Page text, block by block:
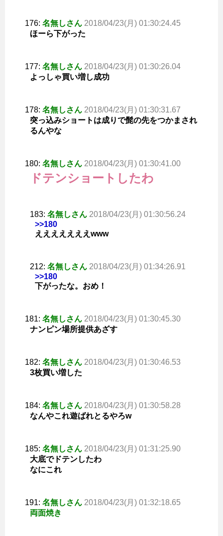
176: 名無しさん 2018/04/23(月) 01:30:24.45
ほーら下がった
177: 名無しさん 2018/04/23(月) 01:30:26.04
よっしゃ買い増し成功
178: 名無しさん 2018/04/23(月) 01:30:31.67
突っ込みショートは成りで髭の先をつかまされ
るんやな
180: 名無しさん 2018/04/23(月) 01:30:41.00
ドテンショートしたわ
183: 名無しさん 2018/04/23(月) 01:30:56.24
>>180
えええええええwww
212: 名無しさん 2018/04/23(月) 01:34:26.91
>>180
下がったな。おめ！
181: 名無しさん 2018/04/23(月) 01:30:45.30
ナンピン場所提供あざす
182: 名無しさん 2018/04/23(月) 01:30:46.53
3枚買い増した
184: 名無しさん 2018/04/23(月) 01:30:58.28
なんやこれ遊ばれとるやろw
185: 名無しさん 2018/04/23(月) 01:31:25.90
大底でドテンしたわ
なにこれ
191: 名無しさん 2018/04/23(月) 01:32:18.65
両面焼き